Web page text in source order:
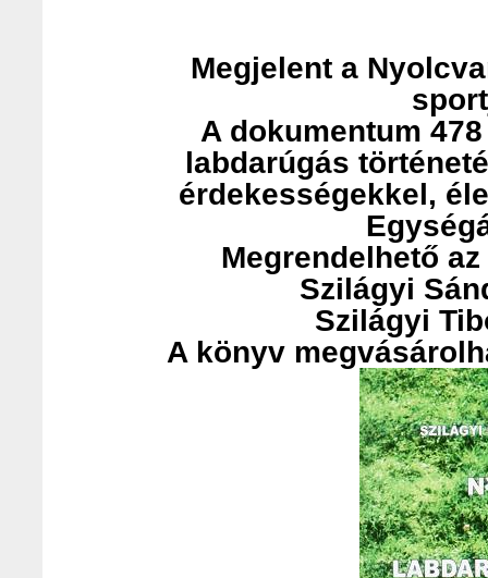
Megjelent a
A dokumentum
labdarúgás
érdekességekkel,
Megrendelhető
Szilágyi
Szilágyi
A könyv